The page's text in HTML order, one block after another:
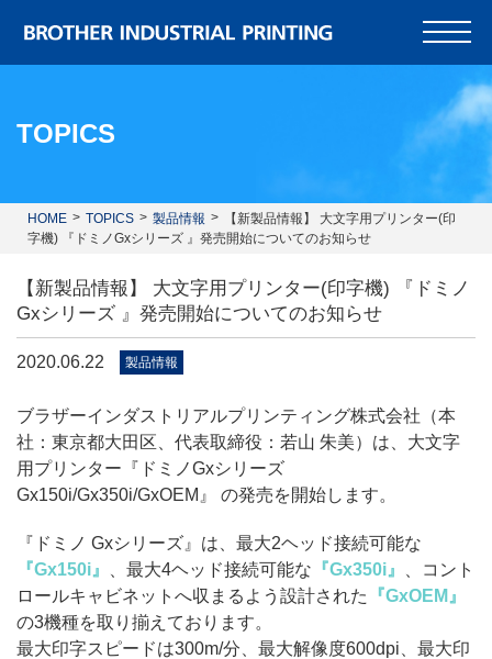
TOPICS
HOME TOPICS 製品情報
【新製品情報】 大文字用プリンター(印
字機) 『ドミノGxシリーズ 』発売開始についてのお知らせ
【新製品情報】 大文字用プリンター(印字機) 『ドミノ
Gxシリーズ 』発売開始についてのお知らせ
2020.06.22 製品情報
ブラザーインダストリアルプリンティング株式会社（本
社：東京都大田区、代表取締役：若山 朱美）は、大文字
用プリンター『ドミノGxシリーズ
Gx150i/Gx350i/GxOEM』 の発売を開始します。
『ドミノ Gxシリーズ』は、最大2ヘッド接続可能な
『Gx150i』
、最大4ヘッド接続可能な 『Gx350i』
、コント
ロールキャビネットへ収まるよう設計された
『GxOEM』
の3機種を取り揃えております。
最大印字スピードは300m/分、最大解像度600dpi、最大印